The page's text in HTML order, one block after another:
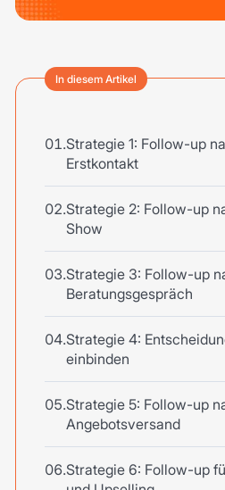
In diesem Artikel
Strategie 1: Follow-up
Erstkontakt
Strategie 2: Follow-up
Show
Strategie 3: Follow-up
Beratungsgespräch
Strategie 4:
einbinden
Strategie 5: Follow-up
Angebotsversand
Strategie 6: Follow-up